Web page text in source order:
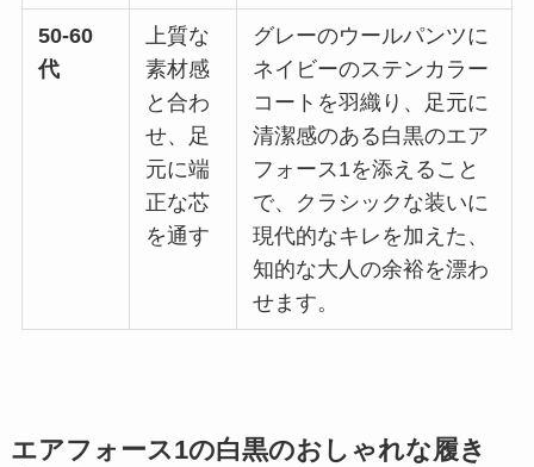
50-60
代
上質な
素材感
と合わ
せ、足
元に端
正な芯
を通す
グレーのウールパンツに
ネイビーのステンカラー
コートを羽織り、足元に
清潔感のある白黒のエア
フォース1を添えること
で、クラシックな装いに
現代的なキレを加えた、
知的な大人の余裕を漂わ
せます。
エアフォース1の白黒のおしゃれな履き